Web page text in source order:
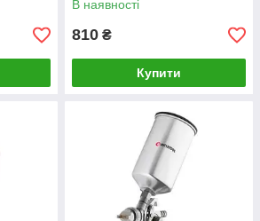
пластиковий бачок 600мл,
В наявності
810 ₴
Купити